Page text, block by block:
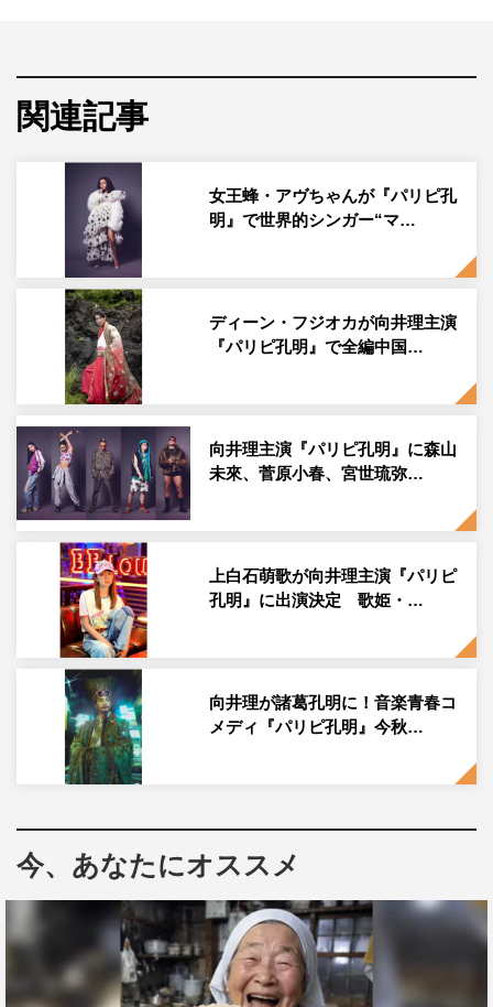
関連記事
女王蜂・アヴちゃんが『パリピ孔
明』で世界的シンガー“マ…
ディーン・フジオカが向井理主演
『パリピ孔明』で全編中国…
向井理主演『パリピ孔明』に森山
未來、菅原小春、宮世琉弥…
上白石萌歌が向井理主演『パリピ
孔明』に出演決定 歌姫・…
向井理が諸葛孔明に！音楽青春コ
メディ『パリピ孔明』今秋…
今、あなたにオススメ